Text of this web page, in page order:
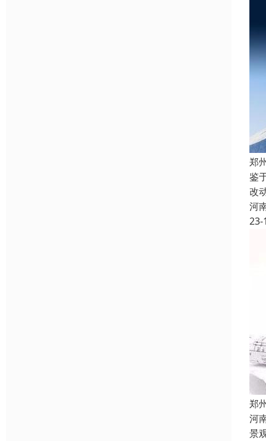
郑
鉴
改
河
23-
郑
河
景